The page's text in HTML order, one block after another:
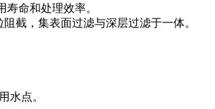
命和处理效率。
截，集表面过滤与深层过滤于一体。
水点。